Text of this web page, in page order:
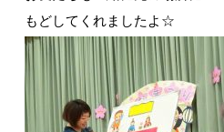
もどしてくれましたよ☆